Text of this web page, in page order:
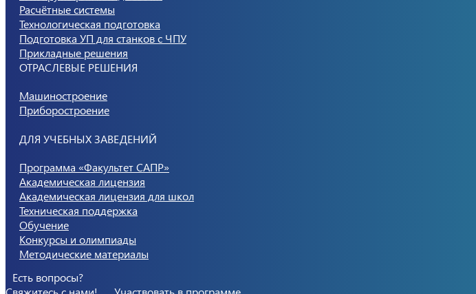
Расчётные системы
Технологическая подготовка
Подготовка УП для станков с ЧПУ
Прикладные решения
ОТРАСЛЕВЫЕ РЕШЕНИЯ
Машиностроение
Приборостроение
ДЛЯ УЧЕБНЫХ ЗАВЕДЕНИЙ
Программа «Факультет САПР»
Академическая лицензия
Академическая лицензия для школ
Техническая поддержка
Обучение
Конкурсы и олимпиады
Методические материалы
Есть вопросы?